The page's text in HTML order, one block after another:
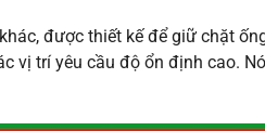
được thiết kế để giữ chặt
vị trí yêu cầu độ ổn định cao.